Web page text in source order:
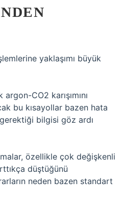
yaklaşımı büyük
CO2 karışımını
bu kısayollar bazen hata
bilgisi göz ardı
özellikle çok değişkenli
düştüğünü
neden bazen standart